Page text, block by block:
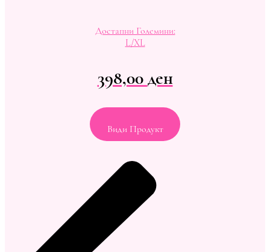
Достапни Големини:
L/XL
398,00ден
Види Продукт